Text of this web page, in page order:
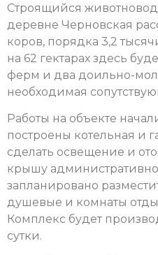
Строящийся
деревне Черновская
коров, порядка 3,2
на 62 гектарах здесь
ферм и два доильно-
необходимая
Работы на объекте
построены котельная и
сделать освещение и
крышу
запланировано
душевые и комнаты
Комплекс будет
сутки.